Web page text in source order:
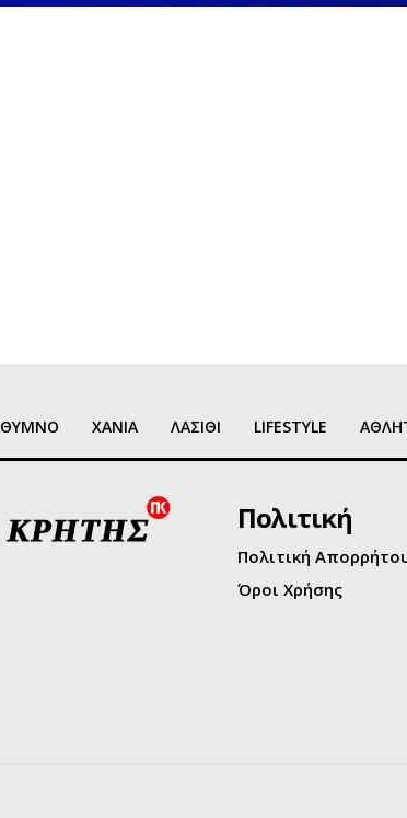
ΧΑΝΙΑ ΛΑΣΙΘΙ LIFESTYLE
Πολιτική
Πολιτική
Όροι Χρήσης